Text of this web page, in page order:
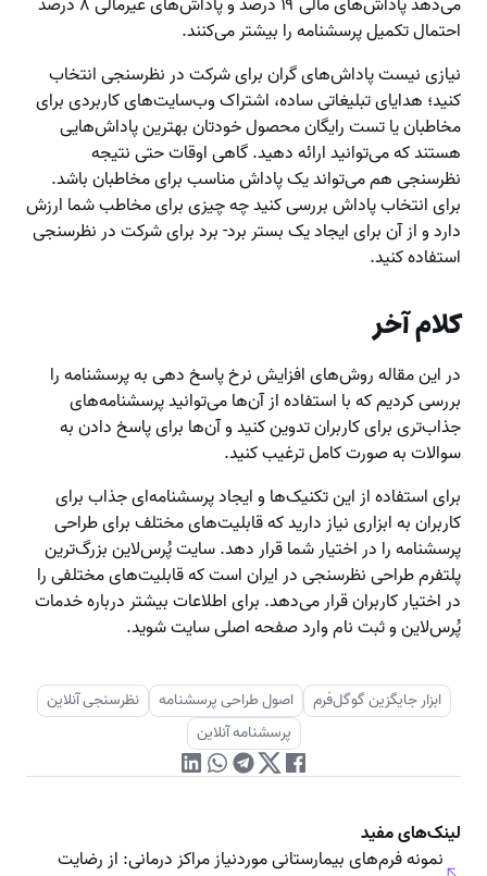
احتمال تکمیل پرسشنامه را بیشتر می‌کنند.
نیازی نیست پاداش‌های گران برای شرکت در نظرسنجی انتخاب
کنید؛ هدایای تبلیغاتی ساده، اشتراک وب‌سایت‌های کاربردی برای
مخاطبان یا تست رایگان محصول خودتان بهترین پاداش‌هایی
هستند که می‌توانید ارائه دهید. گاهی اوقات حتی نتیجه
نظرسنجی هم می‌تواند یک پاداش مناسب برای مخاطبان باشد.
برای انتخاب پاداش بررسی کنید چه چیزی برای مخاطب شما ارزش
دارد و از آن برای ایجاد یک بستر برد- برد برای شرکت در نظرسنجی
استفاده کنید.
کلام آخر
در این مقاله روش‌های افزایش نرخ پاسخ‌ دهی به پرسشنامه را
بررسی کردیم که با استفاده از آن‌ها می‌توانید پرسشنامه‌های
جذاب‌تری برای کاربران تدوین کنید و آن‌ها برای پاسخ دادن به
سوالات به صورت کامل ترغیب کنید.
برای استفاده از این تکنیک‌ها و ایجاد پرسشنامه‌ای جذاب برای
کاربران به ابزاری نیاز دارید که قابلیت‌های مختلف برای طراحی
پرسشنامه را در اختیار شما قرار دهد. سایت پُرس‌لاین بزرگ‌ترین
پلتفرم طراحی نظرسنجی در ایران است که قابلیت‌های مختلفی را
در اختیار کاربران قرار می‌‌دهد. برای اطلاعات بیشتر درباره خدمات
پُرس‌لاین و ثبت نام وارد صفحه اصلی سایت شوید.
ابزار جایگزین گوگل‌فرم اصول طراحی پرسشنامه
نظرسنجی آنلاین
پرسشنامه آنلاین
لینک‌های مفید
نمونه فرم‌های بیمارستانی موردنیاز مراکز درمانی: از رضایت